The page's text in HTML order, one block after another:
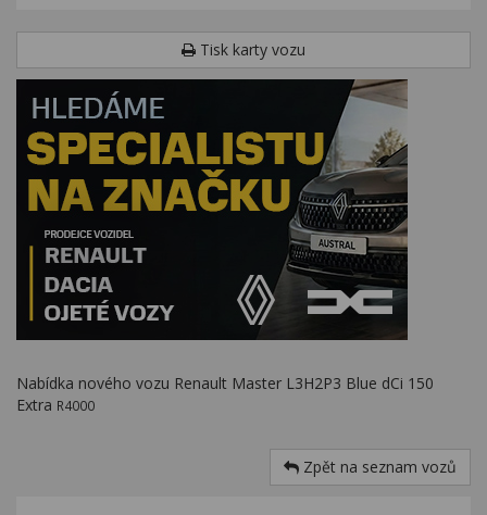
Tisk karty vozu
Nabídka nového vozu Renault Master L3H2P3 Blue dCi 150
Extra R4000
Zpět na seznam vozů